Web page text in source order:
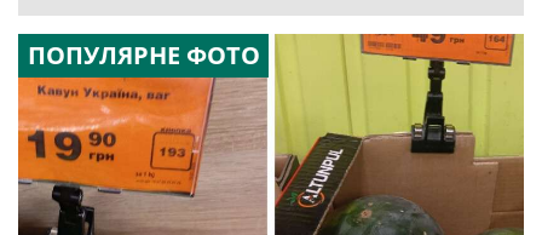
ПОПУЛЯРНЕ ФОТО